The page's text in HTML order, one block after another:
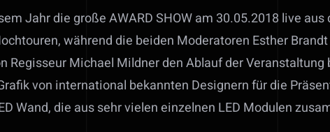
Jahr die große AWARD SHOW am 30.05.2018 live
während die beiden Moderatoren Esther
Regisseur Michael Mildner den Ablauf der
von international bekannten Designern für die
Wand, die aus sehr vielen einzelnen LED Modulen